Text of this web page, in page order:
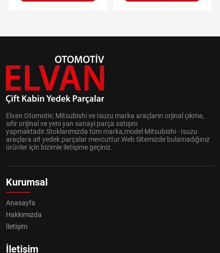
Elvan Otomotiv; Mitsubishi ve Isuzu marka araçların orjinal çıkma,
sıfır orijinal ve yeni yan sanayi parça satışını
yapmaktadır.Stoklarımızda tüm marka,model Mitsubishi - Isuzu
araçlara ait yedek parçalar mevcuttur.Web Sitemizde bulamadığınız
ürünler için bizimle iletişime geçiniz.
Kurumsal
Anasayfa
Hakkımızda
İletişim
İletişim